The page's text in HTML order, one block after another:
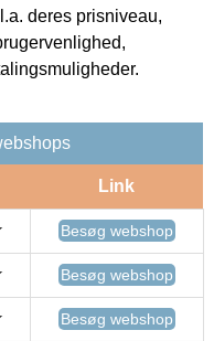
deres prisniveau,
Link
Besøg webshop
Besøg webshop
Besøg webshop